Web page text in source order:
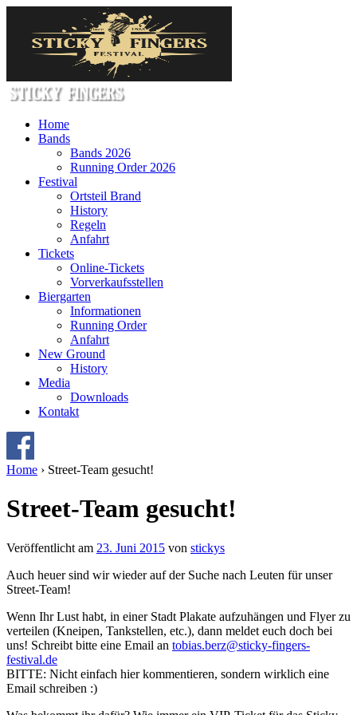
Home
Bands
Bands 2026
Running Order 2026
Festival
Ortsteil Brand
History
Regeln
Anfahrt
Tickets
Online-Tickets
Vorverkaufsstellen
Biergarten
Informationen
Running Order
Anfahrt
New Ground
History
Media
Downloads
Kontakt
Home › Street-Team gesucht!
Street-Team gesucht!
Veröffentlicht am 23. Juni 2015 von stickys
Auch heuer sind wir wieder auf der Suche nach Leuten für unser
Street-Team!
Wenn Ihr Lust habt, in einer Stadt Plakate aufzuhängen und Flyer zu
verteilen (Kneipen, Tankstellen, etc.), dann meldet euch doch bei
uns! Schreibt bitte eine Email an tobias.berz@sticky-fingers-
festival.de
BITTE: Nicht einfach hier kommentieren, sondern wirklich eine
Email schreiben :)